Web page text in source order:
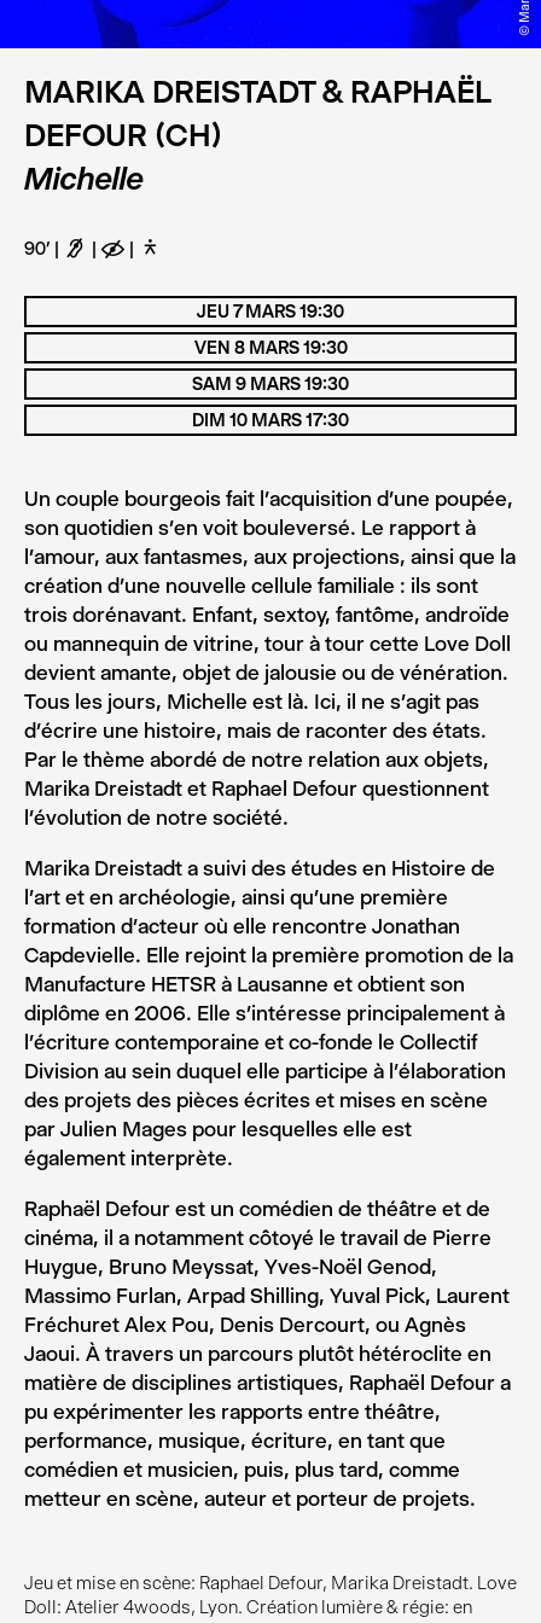
MARIKA DREISTADT & RAPHAËL
DEFOUR (CH)
Michelle
90’ F E D
Jeu et mise en scène: Raphael Defour, Marika Dreistadt. Love
Doll: Atelier 4woods, Lyon. Création lumière & régie: en
Un couple bourgeois fait l’acquisition d’une poupée,
son quotidien s’en voit bouleversé. Le rapport à
l’amour, aux fantasmes, aux projections, ainsi que la
création d’une nouvelle cellule familiale : ils sont
trois dorénavant. Enfant, sextoy, fantôme, androïde
ou mannequin de vitrine, tour à tour cette Love Doll
devient amante, objet de jalousie ou de vénération.
Tous les jours, Michelle est là. Ici, il ne s’agit pas
d’écrire une histoire, mais de raconter des états.
Par le thème abordé de notre relation aux objets,
Marika Dreistadt et Raphael Defour questionnent
l’évolution de notre société.
Marika Dreistadt a suivi des études en Histoire de
l’art et en archéologie, ainsi qu’une première
formation d’acteur où elle rencontre Jonathan
Capdevielle. Elle rejoint la première promotion de la
Manufacture HETSR à Lausanne et obtient son
diplôme en 2006. Elle s’intéresse principalement à
l’écriture contemporaine et co-fonde le Collectif
Division au sein duquel elle participe à l’élaboration
des projets des pièces écrites et mises en scène
par Julien Mages pour lesquelles elle est
également interprète.
Raphaël Defour est un comédien de théâtre et de
cinéma, il a notamment côtoyé le travail de Pierre
Huygue, Bruno Meyssat, Yves-Noël Genod,
Massimo Furlan, Arpad Shilling, Yuval Pick, Laurent
Fréchuret Alex Pou, Denis Dercourt, ou Agnès
Jaoui. À travers un parcours plutôt hétéroclite en
matière de disciplines artistiques, Raphaël Defour a
pu expérimenter les rapports entre théâtre,
performance, musique, écriture, en tant que
comédien et musicien, puis, plus tard, comme
metteur en scène, auteur et porteur de projets.
JEU 7 MARS 19:30
VEN 8 MARS 19:30
SAM 9 MARS 19:30
DIM 10 MARS 17:30